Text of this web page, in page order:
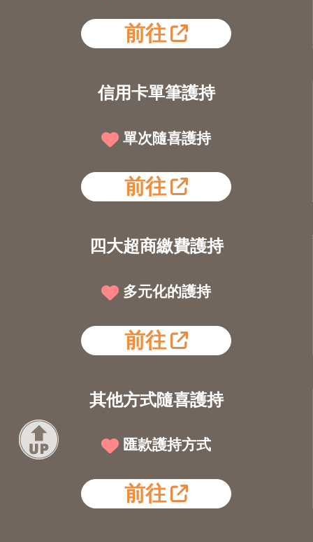
前往
信用卡單筆護持
單次隨喜護持
前往
四大超商繳費護持
多元化的護持
前往
其他方式隨喜護持
匯款護持方式
前往